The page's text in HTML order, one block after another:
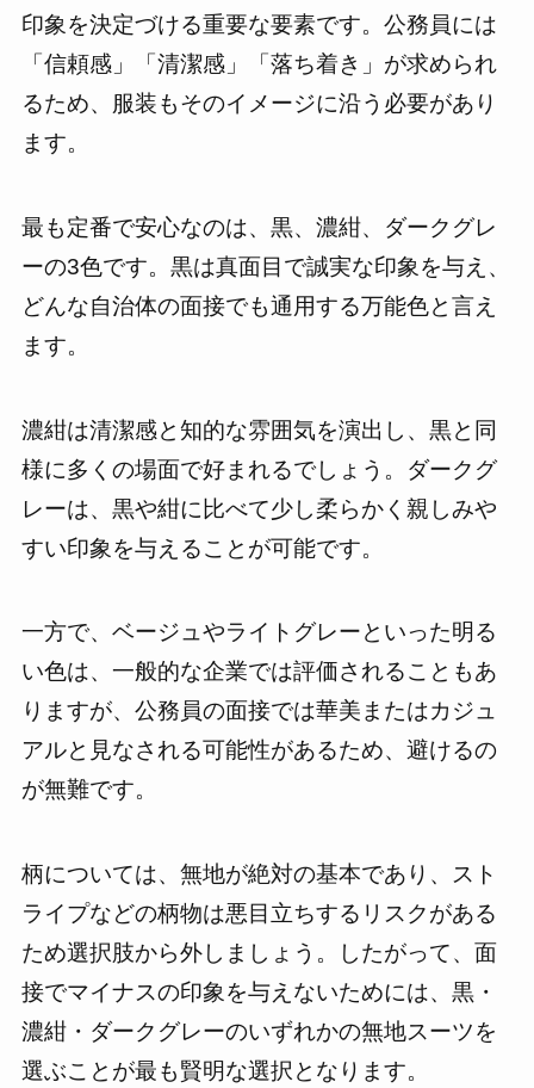
印象を決定づける重要な要素です。公務員には
「信頼感」「清潔感」「落ち着き」が求められ
るため、服装もそのイメージに沿う必要があり
ます。
最も定番で安心なのは、黒、濃紺、ダークグレ
ーの3色です。黒は真面目で誠実な印象を与え、
どんな自治体の面接でも通用する万能色と言え
ます。
濃紺は清潔感と知的な雰囲気を演出し、黒と同
様に多くの場面で好まれるでしょう。ダークグ
レーは、黒や紺に比べて少し柔らかく親しみや
すい印象を与えることが可能です。
一方で、ベージュやライトグレーといった明る
い色は、一般的な企業では評価されることもあ
りますが、公務員の面接では華美またはカジュ
アルと見なされる可能性があるため、避けるの
が無難です。
柄については、無地が絶対の基本であり、スト
ライプなどの柄物は悪目立ちするリスクがある
ため選択肢から外しましょう。したがって、面
接でマイナスの印象を与えないためには、黒・
濃紺・ダークグレーのいずれかの無地スーツを
選ぶことが最も賢明な選択となります。